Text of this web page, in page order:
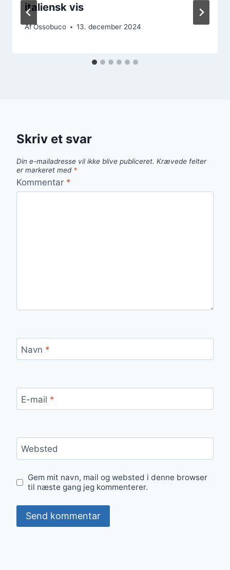
italiensk vis
AfOssobuco 13. december 2024
Skriv et svar
Din e-mailadresse vil ikke blive publiceret. Krævede felter
er markeret med *
Kommentar *
Navn *
E-mail *
Websted
Gem mit navn, mail og websted i denne browser
til næste gang jeg kommenterer.